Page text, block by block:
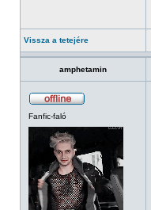
Vissza a tetejére
amphetamin
Fanfic-faló